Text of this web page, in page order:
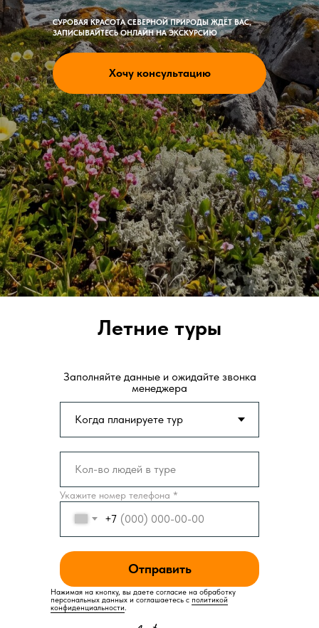
СУРОВАЯ КРАСОТА СЕВЕРНОЙ ПРИРОДЫ ЖДЁТ ВАС,
ЗАПИСЫВАЙТЕСЬ ОНЛАЙН НА ЭКСКУРСИЮ
Хочу консультацию
+7
Отправить
Летние туры
Заполняйте данные и ожидайте звонка
менеджера
Нажимая на кнопку, вы даете согласие на обработку
персональных данных и соглашаетесь c политикой
конфиденциальности.
Укажите номер телефона *